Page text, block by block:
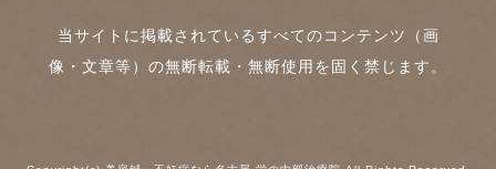
当サイトに掲載されているすべてのコンテンツ（画
像・文章等）の無断転載・無断使用を固く禁じます。